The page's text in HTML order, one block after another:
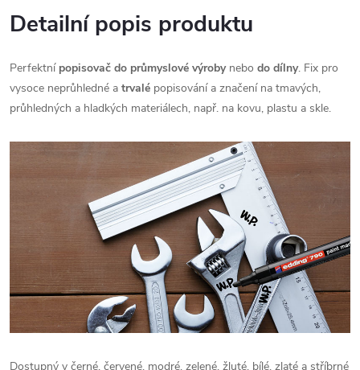
Detailní popis produktu
Perfektní popisovač do průmyslové výrobynebo do dílny. Fix pro
vysoce neprůhledné a trvalé popisování a značení na tmavých,
průhledných a hladkých materiálech, např. na kovu, plastu a skle.
Dostupný v černé, červené, modré, zelené, žluté, bílé, zlaté a stříbrné